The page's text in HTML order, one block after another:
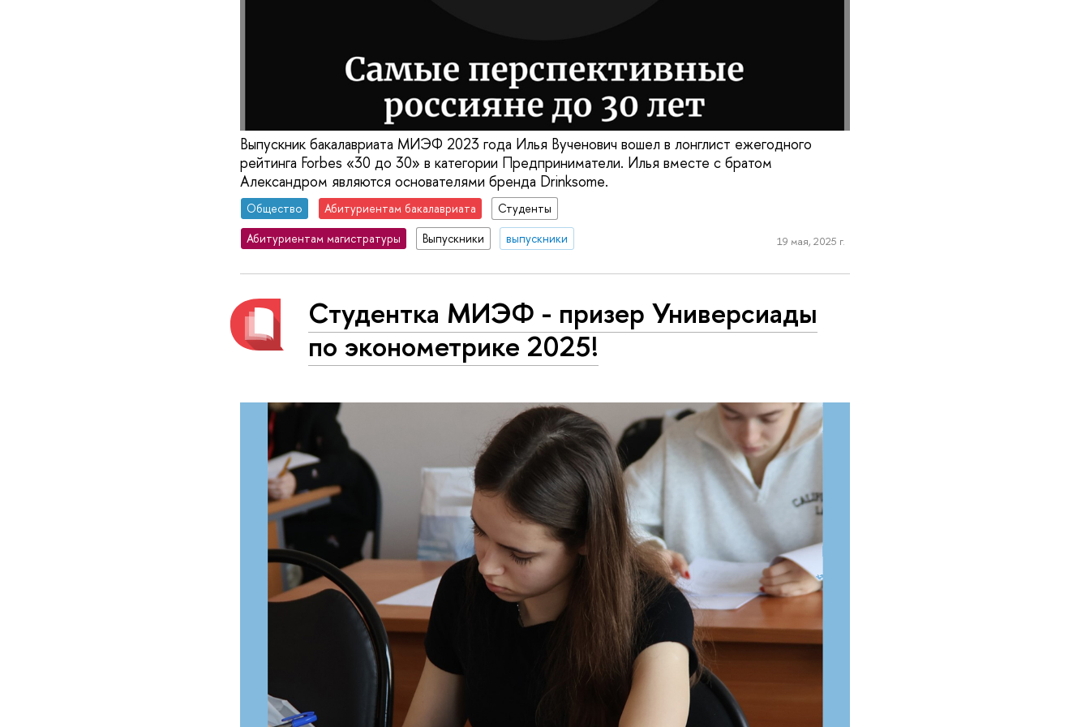
Выпускник бакалавриата МИЭФ 2023 года Илья Вученович вошел в лонглист ежегодного
рейтинга Forbes «30 до 30» в категории Предприниматели. Илья вместе с братом
Александром являются основателями бренда Drinksome.
Общество Абитуриентам бакалавриата
Студенты
Абитуриентам магистратуры
Выпускники выпускники 19 мая, 2025 г.
Студентка МИЭФ - призер Универсиады
по эконометрике 2025!